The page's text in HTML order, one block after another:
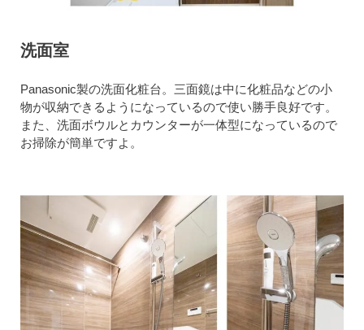
洗面室
Panasonic製の洗面化粧台。三面鏡は中に化粧品などの小
物が収納できるようになっているので使い勝手良好です。
また、洗面ボウルとカウンターが一体型になっているので
お掃除が簡単ですよ。